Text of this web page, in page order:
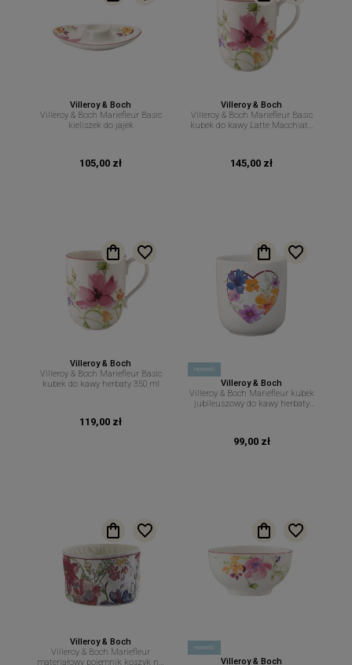
Villeroy & Boch
Villeroy & Boch Mariefleur Basic
kieliszek do jajek
105,00 zł
Villeroy & Boch
Villeroy & Boch Mariefleur Basic
kubek do kawy Latte Macchiato
145,00 zł
Villeroy & Boch
Villeroy & Boch Mariefleur Basic
kubek do kawy herbaty 350 ml
119,00 zł
nowość
Villeroy & Boch
Villeroy & Boch Mariefleur kubek
jubileuszowy do kawy herbaty
99,00 zł
Villeroy & Boch
Villeroy & Boch Mariefleur
materiałowy pojemnik koszyk na
nowość
Villeroy & Boch